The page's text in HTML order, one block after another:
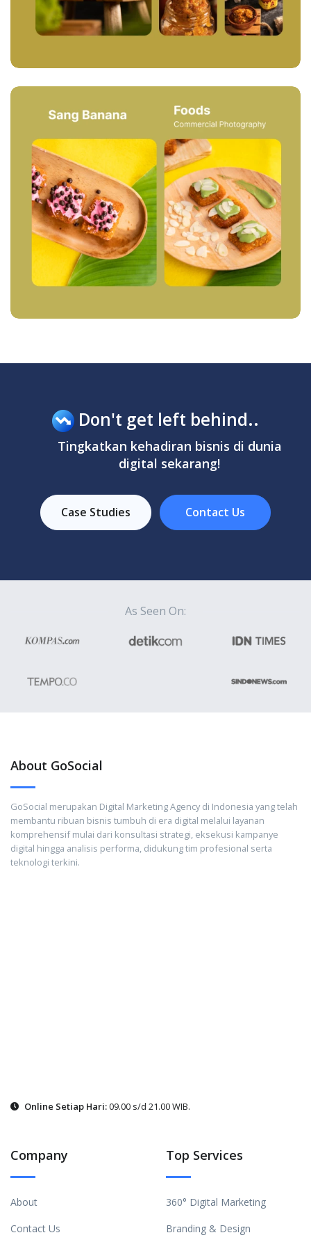
Don't get left behind..
Tingkatkan kehadiran bisnis di dunia
digital sekarang!
Case Studies Contact Us
As Seen On:
About GoSocial
GoSocial merupakan Digital Marketing Agency di Indonesia yang telah
membantu ribuan bisnis tumbuh di era digital melalui layanan
komprehensif mulai dari konsultasi strategi, eksekusi kampanye
digital hingga analisis performa, didukung tim profesional serta
teknologi terkini.
Online Setiap Hari:09.00 s/d 21.00 WIB.
Company
About
Contact Us
Top Services
360° Digital Marketing
Branding & Design